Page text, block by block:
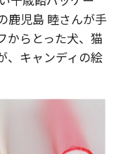
鹿児島 睦さんが手
からとった犬、猫
、キャンディの絵